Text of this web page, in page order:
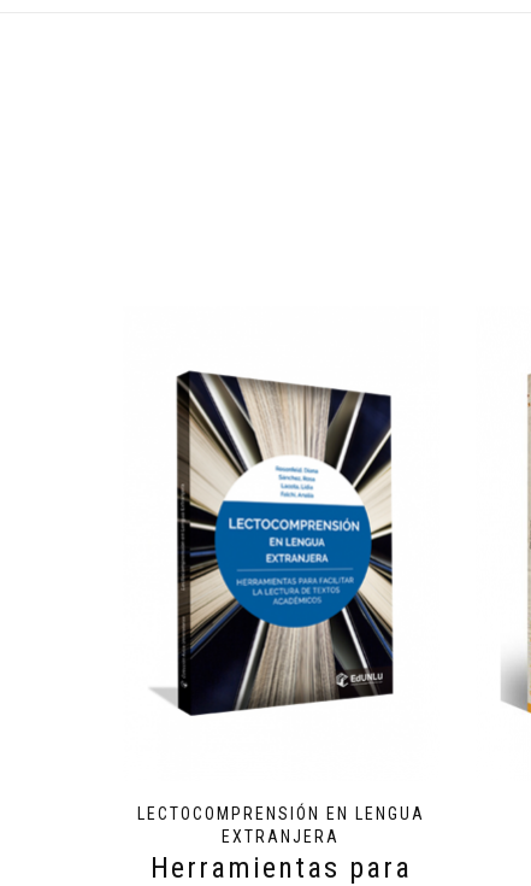
LECTOCOMPRENSIÓN EN LENGUA
EXTRANJERA
Herramientas para